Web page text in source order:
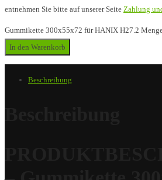
entnehmen Sie bitte auf unserer Seite Zahlung
Gummikette 300x55x72 für HANIX H27.2
In den Warenkorb
Beschreibung